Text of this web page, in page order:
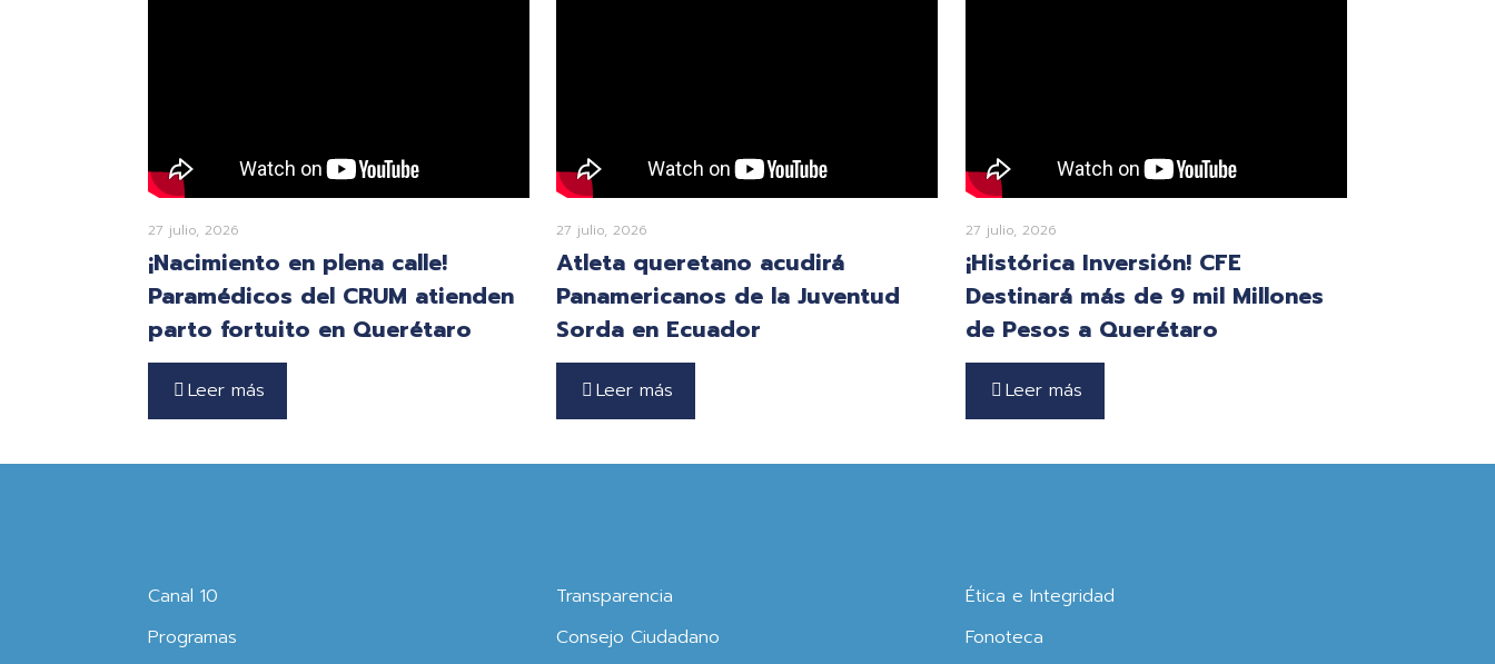
27 julio, 2026
¡Nacimiento en plena calle!
Paramédicos del CRUM atienden
parto fortuito en Querétaro
Leer más
27 julio, 2026
Atleta queretano acudirá
Panamericanos de la Juventud
Sorda en Ecuador
Leer más
27 julio, 2026
¡Histórica Inversión! CFE
Destinará más de 9 mil Millones
de Pesos a Querétaro
Leer más
Canal 10
Programas
Transparencia
Consejo Ciudadano
Ética e Integridad
Fonoteca